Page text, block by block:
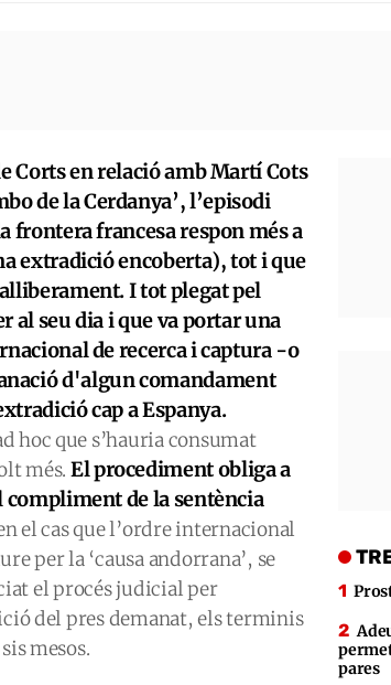
Corts en relació amb Martí Cots
de la Cerdanya’, l’episodi
frontera francesa respon més a
extradició encoberta), tot i que
I tot plegat pel
al seu dia i que va portar una
de recerca i captura -o
d'algun comandament
cap a Espanya.
hoc que s’hauria consumat
més. El procediment obliga a
de la sentència
el cas que l’ordre internacional
per la ‘causa andorrana’, se
el procés judicial per
del pres demanat, els terminis
mesos.
pares